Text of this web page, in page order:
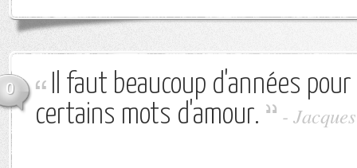
0
Il faut beaucoup d'années
certains mots d'amour.
-